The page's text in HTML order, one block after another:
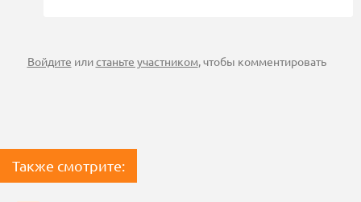
Войдите илистаньте участником, чтобы комментировать
Также смотрите: